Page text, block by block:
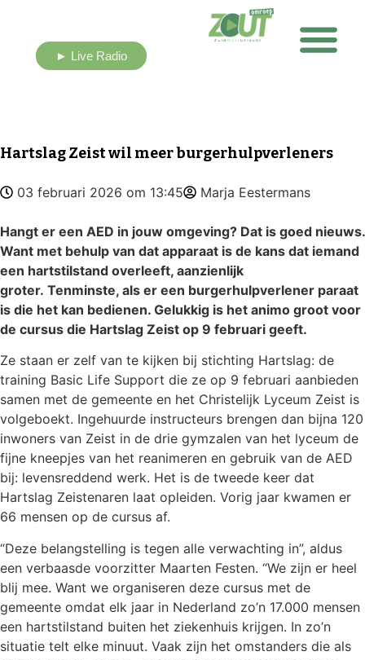
► Live Radio
Hartslag Zeist wil meer burgerhulpverleners
03 februari 2026 om 13:45 Marja Eestermans
Hangt er een AED in jouw omgeving? Dat is goed nieuws.
Want met behulp van dat apparaat is de kans dat iemand
een hartstilstand overleeft, aanzienlijk
groter. Tenminste, als er een burgerhulpverlener paraat
is die het kan bedienen. Gelukkig is het animo groot voor
de cursus die Hartslag Zeist op 9 februari geeft.
Ze staan er zelf van te kijken bij stichting Hartslag: de
training Basic Life Support die ze op 9 februari aanbieden
samen met de gemeente en het Christelijk Lyceum Zeist is
volgeboekt. Ingehuurde instructeurs brengen dan bijna 120
inwoners van Zeist in de drie gymzalen van het lyceum de
fijne kneepjes van het reanimeren en gebruik van de AED
bij: levensreddend werk. Het is de tweede keer dat
Hartslag Zeistenaren laat opleiden. Vorig jaar kwamen er
66 mensen op de cursus af.
“Deze belangstelling is tegen alle verwachting in”, aldus
een verbaasde voorzitter Maarten Festen. “We zijn er heel
blij mee. Want we organiseren deze cursus met de
gemeente omdat elk jaar in Nederland zo’n 17.000 mensen
een hartstilstand buiten het ziekenhuis krijgen. In zo’n
situatie telt elke minuut. Vaak zijn het omstanders die als